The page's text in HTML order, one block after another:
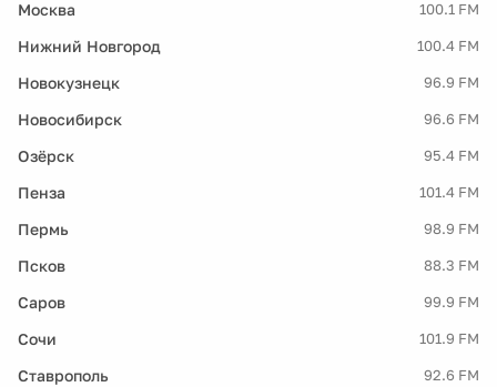
Москва 100.1 FM
Нижний Новгород 100.4 FM
Новокузнецк 96.9 FM
Новосибирск 96.6 FM
Озёрск 95.4 FM
Пенза 101.4 FM
Пермь 98.9 FM
Псков 88.3 FM
Саров 99.9 FM
Сочи 101.9 FM
Ставрополь 92.6 FM